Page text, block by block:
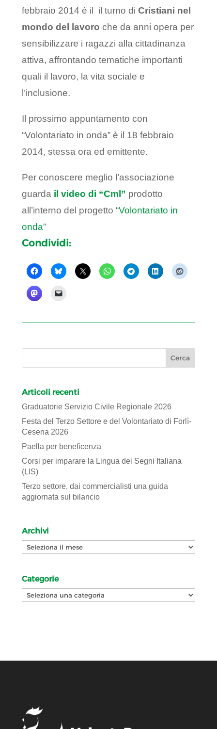
febbraio 2014 è il il turno di Cristiani nel
mondo del lavoro che da anni opera per
sensibilizzare i ragazzi alla cittadinanza
attiva, affrontando tematiche importanti
quali il lavoro, la vita sociale e
l’inclusione.
Il prossimo appuntamento con
“Volontariato in onda” è il 18 febbraio
2014, stessa ora ed emittente.
Per conoscere meglio l’associazione
guarda il video di “Cml” prodotto
all’interno del progetto “Volontariato in
onda”
Condividi:
Articoli recenti
Graduatorie Servizio Civile Regionale 2026
Festa del Terzo Settore e del Volontariato di Forlì-
Cesena 2026
Paella per beneficenza
Corsi per imparare la Lingua dei Segni Italiana
(LIS)
Terzo settore, dai commercialisti una guida
aggiornata sul bilancio
Archivi
Archivi
Categorie
Categorie